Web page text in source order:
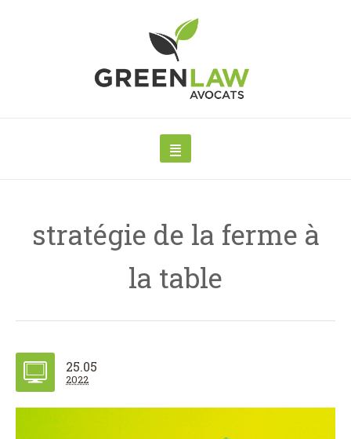
stratégie de la ferme à
la table
25.05
2022